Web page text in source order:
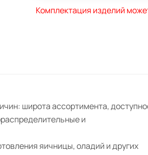
Комплектация изделий
широта ассортимента,
и
яичницы, оладий и других